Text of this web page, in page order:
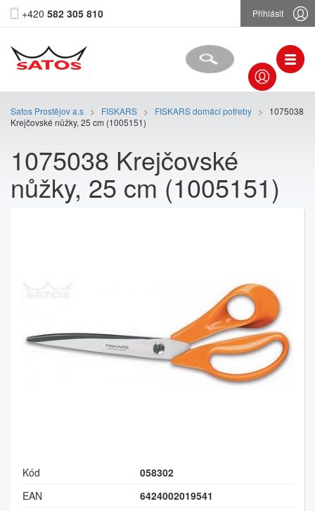
+420 582 305 810 Přihlásit
Satos Prostějov a.s > FISKARS > FISKARS domácí potřeby >
1075038
Krejčovské nůžky, 25 cm (1005151)
1075038 Krejčovské
nůžky, 25 cm (1005151)
Kód
058302
EAN
6424002019541